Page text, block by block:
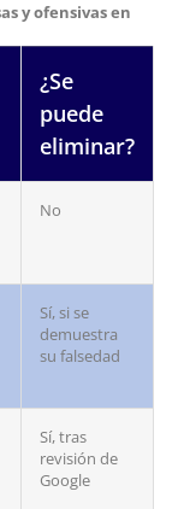
y ofensivas en
¿Se
puede
eliminar?
No
Sí, si se
demuestra
su falsedad
Sí, tras
revisión de
Google